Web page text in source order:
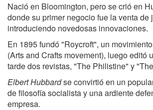
Nació en Bloomington, pero se crió en
donde su primer negocio fue la venta de
introduciendo novedosas innovaciones.
En 1895 fundó "Roycroft", un
(Arts and Crafts movement), luego editó
tarde dos revistas, "The Philistine" y
Elbert Hubbardse convirtió en un
de filosofía socialista y una ardiente
empresa.